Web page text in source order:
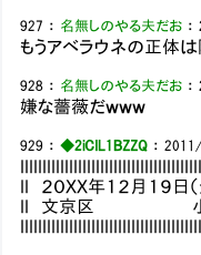
927 ： 名無しのやる夫だお ：
もうアベラウネの正体
928 ： 名無しのやる夫だお ：
嫌な薔薇だｗｗｗ
929 ：◆2iCIL1BZZQ ：
II ２０ＸＸ年１２
II 文京区 小